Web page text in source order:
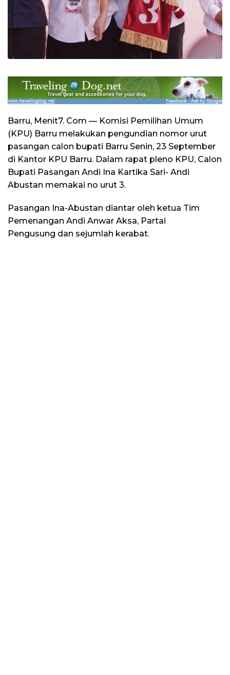
Barru, Menit7. Com — Komisi Pemilihan Umum
(KPU) Barru melakukan pengundian nomor urut
pasangan calon bupati Barru Senin, 23 September
di Kantor KPU Barru. Dalam rapat pleno KPU, Calon
Bupati Pasangan Andi Ina Kartika Sari- Andi
Abustan memakai no urut 3.
Pasangan Ina-Abustan diantar oleh ketua Tim
Pemenangan Andi Anwar Aksa, Partai
Pengusung dan sejumlah kerabat.